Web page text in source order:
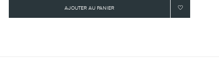
AJOUTER AU PANIER